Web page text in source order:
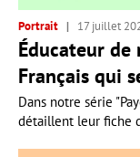
Portrait 17 juillet
Éducateur de
Français qui
Dans notre série
détaillent leur fiche